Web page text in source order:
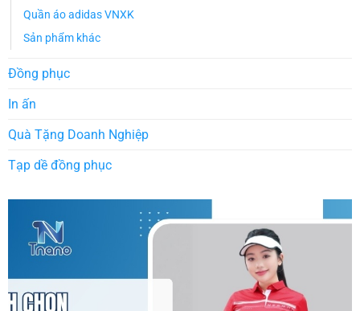
Quần áo adidas VNXK
Sản phẩm khác
Đồng phục
In ấn
Quà Tặng Doanh Nghiệp
Tạp dề đồng phục